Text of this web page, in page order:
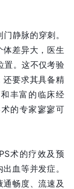
静脉的穿刺。
差异大，医生
置。这不仅考验
还要求其具备精
丰富的临床经
的专家寥寥可
术的疗效及预
血等并发症。
畅度、流速及